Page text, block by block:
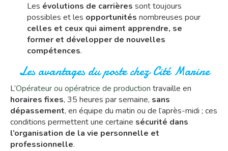
Les évolutions de carrières sont toujours
possibles et les opportunités nombreuses pour
celles et ceux qui aiment apprendre, se
former et développer de nouvelles
compétences.
Les avantages du poste chez Cité Marine
L’Opérateur ou opératrice de production travaille en
horaires fixes, 35 heures par semaine, sans
dépassement, en équipe du matin ou de l’après-midi ; ces
conditions permettent une certaine sécurité dans
l’organisation de la vie personnelle et
professionnelle.